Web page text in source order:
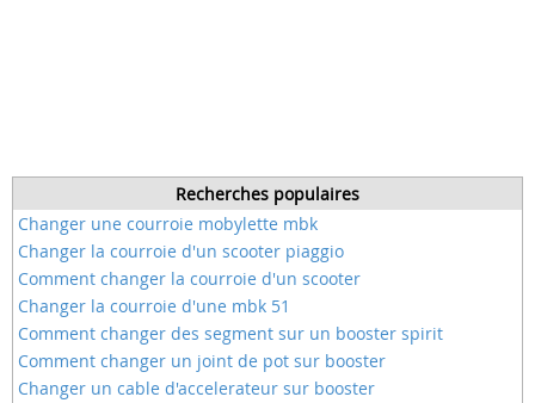
Recherches populaires
Changer une courroie mobylette mbk
Changer la courroie d'un scooter piaggio
Comment changer la courroie d'un scooter
Changer la courroie d'une mbk 51
Comment changer des segment sur un booster spirit
Comment changer un joint de pot sur booster
Changer un cable d'accelerateur sur booster